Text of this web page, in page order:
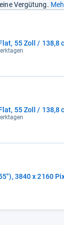
Vergütung.
55 Zoll / 138,8
55 Zoll / 138,8
3840 x 2160